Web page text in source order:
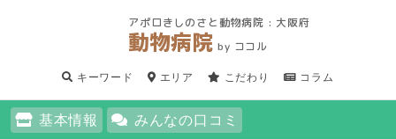
アポロきしのさと動物病院 : 大阪府
動物病院by ココル
キーワード エリア こだわり コラム
基本情報 みんなの口コミ